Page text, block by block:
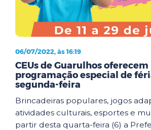
06/07/2022, às 16:19
CEUs de Guarulhos oferecem
programação especial de
segunda-feira
Brincadeiras populares, jogos
atividades culturais, esportes e
partir desta quarta-feira (6) a